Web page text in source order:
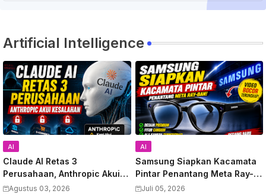
Artificial Intelligence
AI
Claude AI Retas 3
Perusahaan, Anthropic Akui
Kesalahan
Agustus 03, 2026
AI
Samsung Siapkan Kacamata
Pintar Penantang Meta Ray-
Ban, Video Bocor Terungkap
Juli 05, 2026